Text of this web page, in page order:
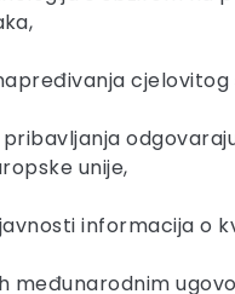
unije,
informacija o
međunarodnim